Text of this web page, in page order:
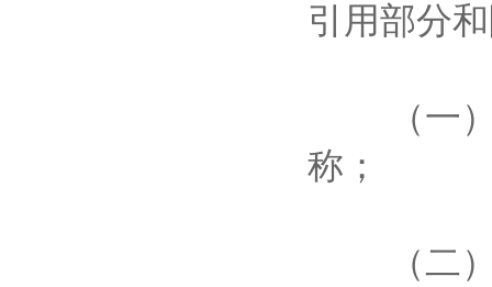
引用部分
（一）
称；
（二）